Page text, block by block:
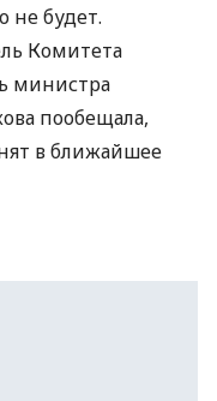
не будет.
Комитета
министра
пообещала,
в ближайшее